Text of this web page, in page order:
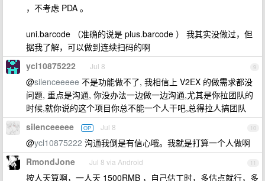
，不考虑 PDA 。
uni.barcode （准确的说是 plus.barcode ） 我其实没做过，但
据我了解，可以做到连续扫码的啊
9
ycl10875222 Jul 8
@silenceeeee 不是功能做不了, 我相信上 V2EX 的做需求都没
问题, 重点是沟通, 你没办法一边做一边沟通,尤其是你拉团队的
时候,就你说的这个项目你总不能一个人干吧,总得拉人搞团队
10
silenceeeee OP Jul 8
@ycl10875222 沟通我倒是有信心哦。我就是打算一个人做啊
11
RmondJone Jul 8 via Android
按人天算啊，一人天 1500RMB ，自己估工时，多估点就行，多